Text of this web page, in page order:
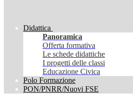
Didattica
Panoramica
Offerta formativa
Le schede didattiche
I progetti delle classi
Educazione Civica
Polo Formazione
PON/PNRR/Nuovi FSE